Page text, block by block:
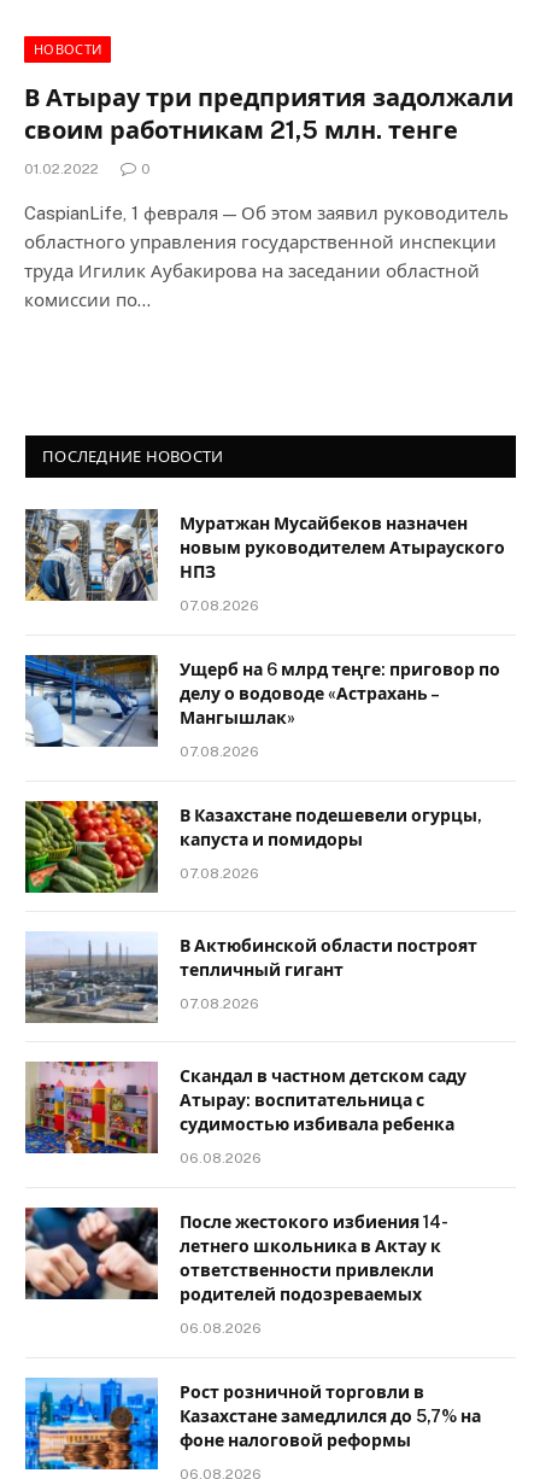
НОВОСТИ
В Атырау три предприятия задолжали
своим работникам 21,5 млн. тенге
01.02.2022 0
CaspianLife, 1 февраля — Об этом заявил руководитель
областного управления государственной инспекции
труда Игилик Аубакирова на заседании областной
комиссии по…
ПОСЛЕДНИЕ НОВОСТИ
Муратжан Мусайбеков назначен
новым руководителем Атырауского
НПЗ
07.08.2026
Ущерб на 6 млрд теңге: приговор по
делу о водоводе «Астрахань –
Мангышлак»
07.08.2026
В Казахстане подешевели огурцы,
капуста и помидоры
07.08.2026
В Актюбинской области построят
тепличный гигант
07.08.2026
Скандал в частном детском саду
Атырау: воспитательница с
судимостью избивала ребенка
06.08.2026
После жестокого избиения 14-
летнего школьника в Актау к
ответственности привлекли
родителей подозреваемых
06.08.2026
Рост розничной торговли в
Казахстане замедлился до 5,7% на
фоне налоговой реформы
06.08.2026